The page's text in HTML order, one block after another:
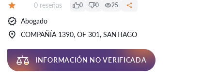
Número de reseñas:
0 reseñas 0 0 25
Abogado
COMPAÑÍA 1390, OF 301, SANTIAGO
INFORMACIÓN NO VERIFICADA